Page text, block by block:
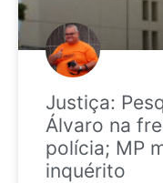
Justiça:
Álvaro na
polícia; MP
inquérito